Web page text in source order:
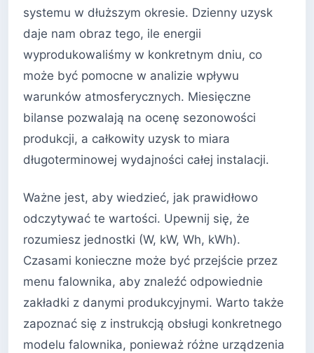
systemu w dłuższym okresie. Dzienny uzysk
daje nam obraz tego, ile energii
wyprodukowaliśmy w konkretnym dniu, co
może być pomocne w analizie wpływu
warunków atmosferycznych. Miesięczne
bilanse pozwalają na ocenę sezonowości
produkcji, a całkowity uzysk to miara
długoterminowej wydajności całej instalacji.
Ważne jest, aby wiedzieć, jak prawidłowo
odczytywać te wartości. Upewnij się, że
rozumiesz jednostki (W, kW, Wh, kWh).
Czasami konieczne może być przejście przez
menu falownika, aby znaleźć odpowiednie
zakładki z danymi produkcyjnymi. Warto także
zapoznać się z instrukcją obsługi konkretnego
modelu falownika, ponieważ różne urządzenia